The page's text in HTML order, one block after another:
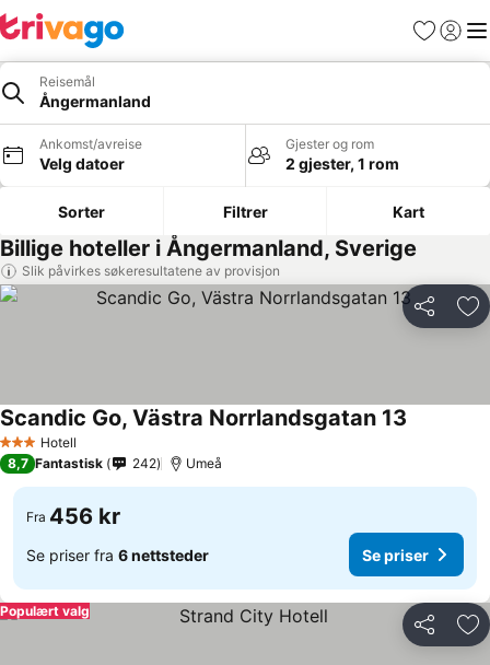
Favoritter
Logg
Reisemål
Ångermanland
Ankomst/avreise
Velg datoer
Gjester og rom
2 gjester, 1 rom
Sorter Filtrer Kart
Billige hoteller i Ångermanland, Sverige
Slik påvirkes søkeresultatene av provisjon
Del
3 StjernerHotell
Scandic Go, Västra Norrlandsgatan 13
8,7 Fantastisk 242 Umeå
Fra 456 kr
Se priser fra 6 nettsteder Se priser
Del
Populært valg